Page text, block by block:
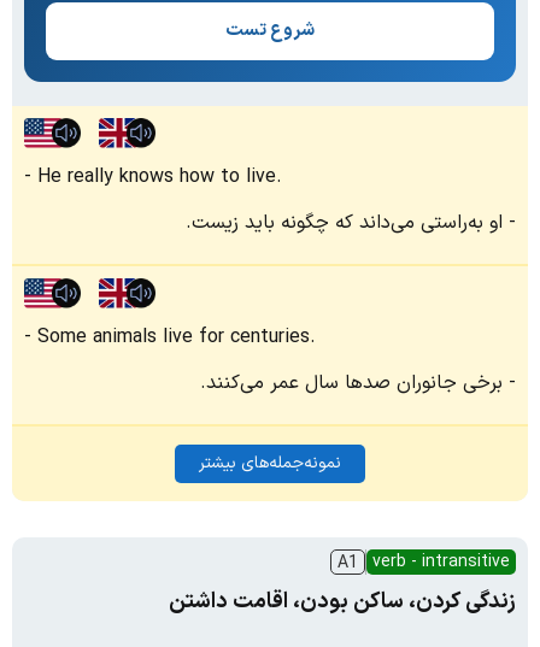
شروع تست
He really knows how to live.
او به‌راستی می‌داند که چگونه باید زیست.
Some animals live for centuries.
برخی جانوران صدها سال عمر می‌کنند.
نمونه‌جمله‌های بیشتر
verb - intransitive
A1
زندگی کردن، ساکن بودن، اقامت داشتن